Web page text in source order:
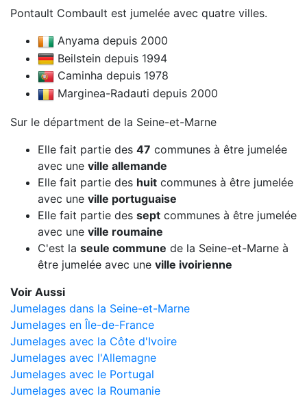
Pontault Combault est jumelée avec quatre villes.
Anyama depuis 2000
Beilstein depuis 1994
Caminha depuis 1978
Marginea-Radauti depuis 2000
Sur le départment de la Seine-et-Marne
Elle fait partie des 47 communes à être jumelée
avec une ville allemande
Elle fait partie des huit communes à être jumelée
avec une ville portuguaise
Elle fait partie des sept communes à être jumelée
avec une ville roumaine
C'est la seule commune de la Seine-et-Marne à
être jumelée avec une ville ivoirienne
Voir Aussi
Jumelages dans la Seine-et-Marne
Jumelages en Île-de-France
Jumelages avec la Côte d'Ivoire
Jumelages avec l'Allemagne
Jumelages avec le Portugal
Jumelages avec la Roumanie